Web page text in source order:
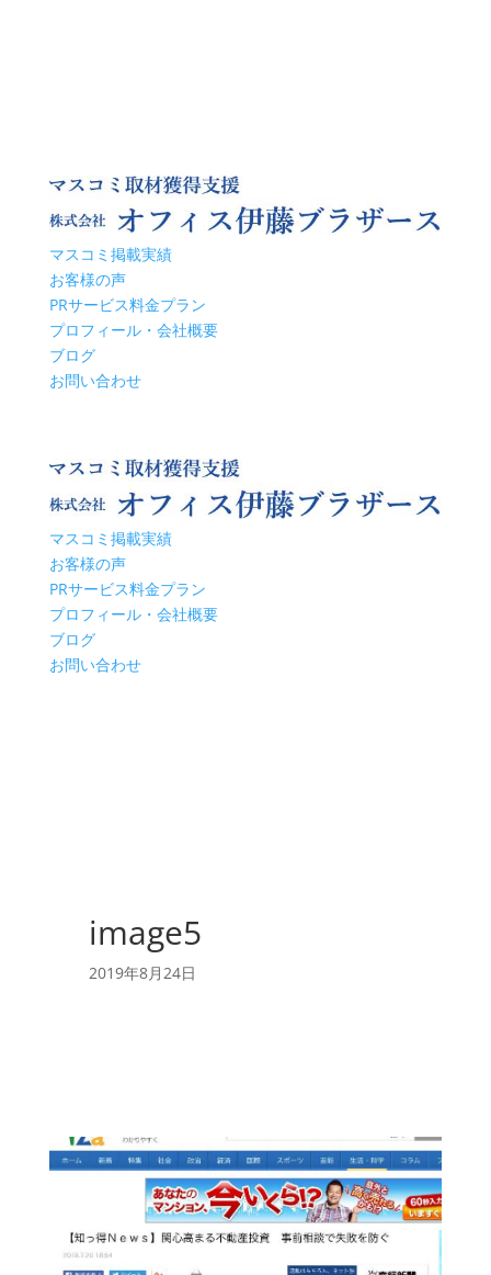
マスコミ掲載実績
お客様の声
PRサービス料金プラン
プロフィール・会社概要
ブログ
お問い合わせ
マスコミ掲載実績
お客様の声
PRサービス料金プラン
プロフィール・会社概要
ブログ
お問い合わせ
image5
2019年8月24日